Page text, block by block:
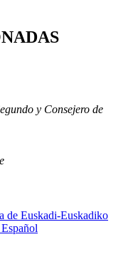
y Consejero de
de Euskadi-Euskadiko